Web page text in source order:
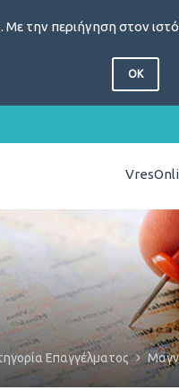
την περιήγηση στον
OK
Επαγγέλματος